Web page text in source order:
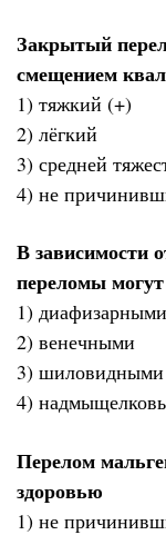
Закрытый
смещением
1) тяжкий (+)
2) лёгкий
3) средней
4) не
В зависимости
переломы
1)
2) венечными
3) шиловидными
4)
Перелом
здоровью
1) не